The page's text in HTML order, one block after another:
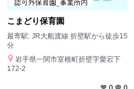
認可外保育園_事業所内
こまどり保育園
最寄駅: JR大船渡線 折壁駅から徒歩15
分
岩手県一関市室根町折壁字愛宕下
172-2
0 0